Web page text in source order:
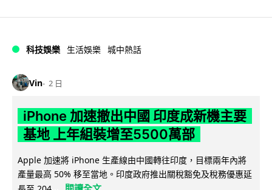
科技娛樂 生活娛樂 城中熱話
Vin 2 日
iPhone 加速撤出中國 印度成新機主要
基地 上年組裝增至5500萬部
Apple 加速將 iPhone 生產線由中國轉往印度，目標兩年內將
產量最高 50% 移至當地。印度政府推出關稅豁免及稅務優惠延